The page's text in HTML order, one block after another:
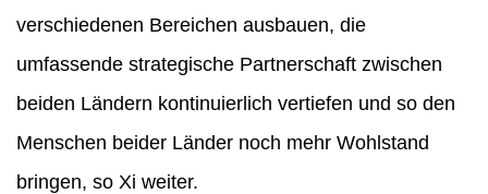
verschiedenen Bereichen ausbauen, die
umfassende strategische Partnerschaft zwischen
beiden Ländern kontinuierlich vertiefen und so den
Menschen beider Länder noch mehr Wohlstand
bringen, so Xi weiter.